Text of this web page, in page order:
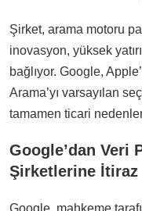
Şirket, arama motoru
inovasyon, yüksek
bağlıyor. Google,
Arama’yı varsayılan
tamamen ticari
Google’dan Veri
Şirketlerine İtiraz
Google, mahkeme